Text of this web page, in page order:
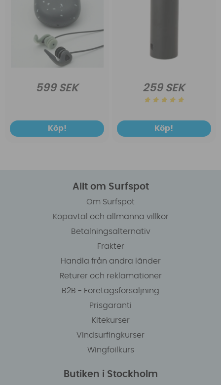
599 SEK
Köp!
259 SEK
Köp!
Allt om Surfspot
Om Surfspot
Köpavtal och allmänna villkor
Betalningsalternativ
Frakter
Handla från andra länder
Returer och reklamationer
B2B - Företagsförsäljning
Prisgaranti
Kitekurser
Vindsurfingkurser
Wingfoilkurs
Butiken i Stockholm